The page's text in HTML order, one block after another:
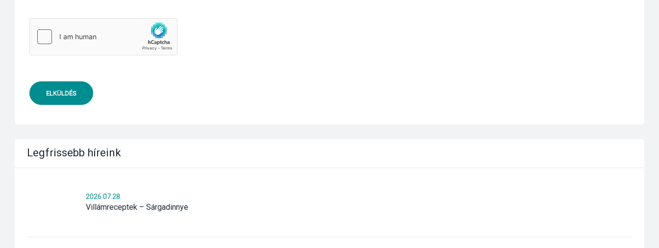
ELKÜLDÉS
Legfrissebb híreink
Villámreceptek – Sárgadinnye
2026.07.28.